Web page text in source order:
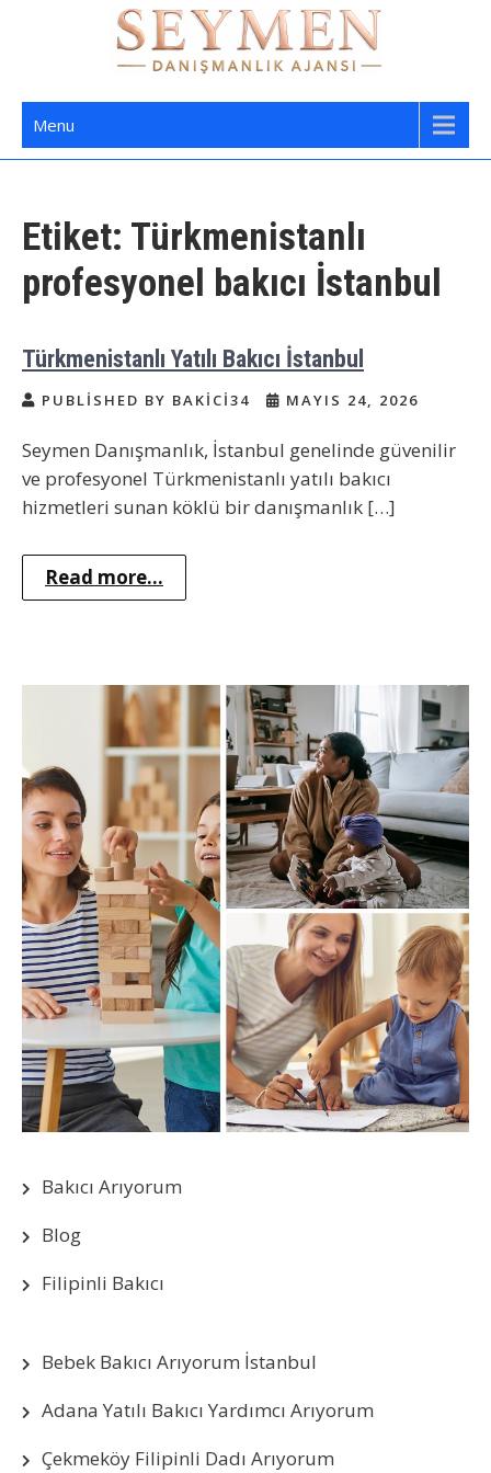
Seymen Danışmanlık | Yatılı Bakıcı,
Dadı,
Menu
Etiket: Türkmenistanlı
profesyonel bakıcı İstanbul
Türkmenistanlı Yatılı Bakıcı İstanbul
PUBLISHED BY BAKICI34 MAYIS 24, 2026
Seymen Danışmanlık, İstanbul genelinde güvenilir
ve profesyonel Türkmenistanlı yatılı bakıcı
hizmetleri sunan köklü bir danışmanlık […]
Read more...
Bakıcı Arıyorum
Blog
Filipinli Bakıcı
Bebek Bakıcı Arıyorum İstanbul
Adana Yatılı Bakıcı Yardımcı Arıyorum
Çekmeköy Filipinli Dadı Arıyorum